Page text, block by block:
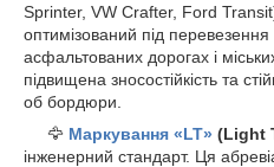
Sprinter, VW Crafter, Ford
оптимізований під
асфальтованих дорогах і
підвищена зносостійкість та
об бордюри.
🦅 Маркування «LT» (Light
інженерний стандарт. Ця